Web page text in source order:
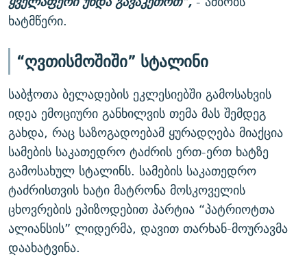
ხატმწერი.
“ღვთისმოშიში” სტალინი
საბჭოთა ბელადების ეკლესიებში გამოსახვის
იდეა ემოციური განხილვის თემა მას შემდეგ
გახდა, რაც საზოგადოებამ ყურადღება მიაქცია
სამების საკათედრო ტაძრის ერთ-ერთ ხატზე
გამოსახულ სტალინს. სამების საკათედრო
ტაძრისთვის ხატი მატრონა მოსკოველის
ცხოვრების ეპიზოდებით პარტია “პატრიოტთა
ალიანსის” ლიდერმა, დავით თარხან-მოურავმა
დაახატვინა.